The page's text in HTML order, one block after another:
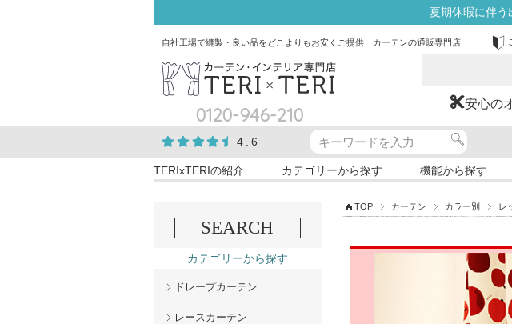
夏期休暇に伴
自社工場で縫製・良い品をどこよりもお安くご提供 カーテンの通販専門店
0120-946-210 安心の
4.6
TERIxTERIの紹介 カテゴリーから探す 機能から探す
TOP カーテン カラー別 レ
SEARCH
カテゴリーから探す
ドレープカーテン
レースカーテン